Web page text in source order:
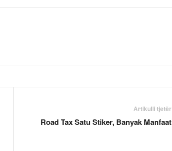
Artikulli tjetër
Road Tax Satu Stiker, Banyak Manfaat